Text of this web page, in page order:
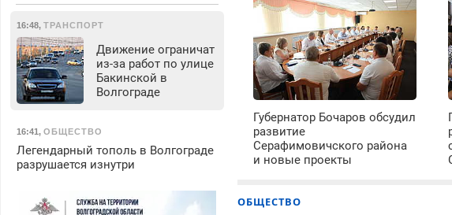
Губернатор Бочаров обсудил
развитие
Серафимовичского района
и новые проекты
ОБЩЕСТВО
16:48, ТРАНСПОРТ
Движение ограничат
из-за работ по улице
Бакинской в
Волгограде
16:41, ОБЩЕСТВО
Легендарный тополь в Волгограде
разрушается изнутри